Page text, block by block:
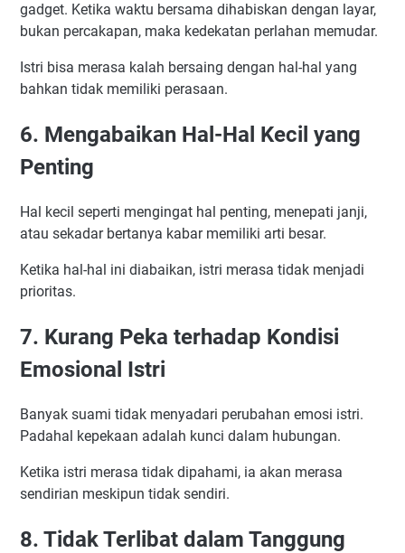
gadget. Ketika waktu bersama dihabiskan dengan layar,
bukan percakapan, maka kedekatan perlahan memudar.
Istri bisa merasa kalah bersaing dengan hal-hal yang
bahkan tidak memiliki perasaan.
6. Mengabaikan Hal-Hal Kecil yang
Penting
Hal kecil seperti mengingat hal penting, menepati janji,
atau sekadar bertanya kabar memiliki arti besar.
Ketika hal-hal ini diabaikan, istri merasa tidak menjadi
prioritas.
7. Kurang Peka terhadap Kondisi
Emosional Istri
Banyak suami tidak menyadari perubahan emosi istri.
Padahal kepekaan adalah kunci dalam hubungan.
Ketika istri merasa tidak dipahami, ia akan merasa
sendirian meskipun tidak sendiri.
8. Tidak Terlibat dalam Tanggung